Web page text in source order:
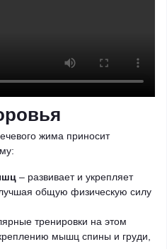
жима приносит
– развивает и укрепляет
общую физическую силу
тренировки на этом
мышц спины и груди,